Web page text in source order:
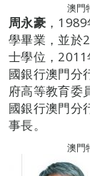
澳門
周永豪，1989
學畢業，並於
士學位，2011
國銀行澳門分
府高等教育委
國銀行澳門分
事長。
澳門